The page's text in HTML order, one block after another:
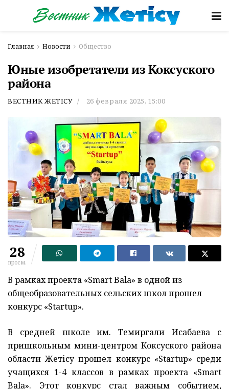
Главная Новости Общество
Юные изобретатели из Коксуского
района
ВЕСТНИК ЖЕТІСУ 26 февраля 2025, 15:00
28
просм.
В рамках проекта «Smart Bala» в одной из
общеобразовательных сельских школ прошел
конкурс «Startup».
В средней школе им. Темиргали Исабаева с
пришкольным мини-центром Коксуского района
области Жетісу прошел конкурс «Startup» среди
учащихся 1-4 классов в рамках проекта «Smart
Bala». Этот конкурс стал важным событием,